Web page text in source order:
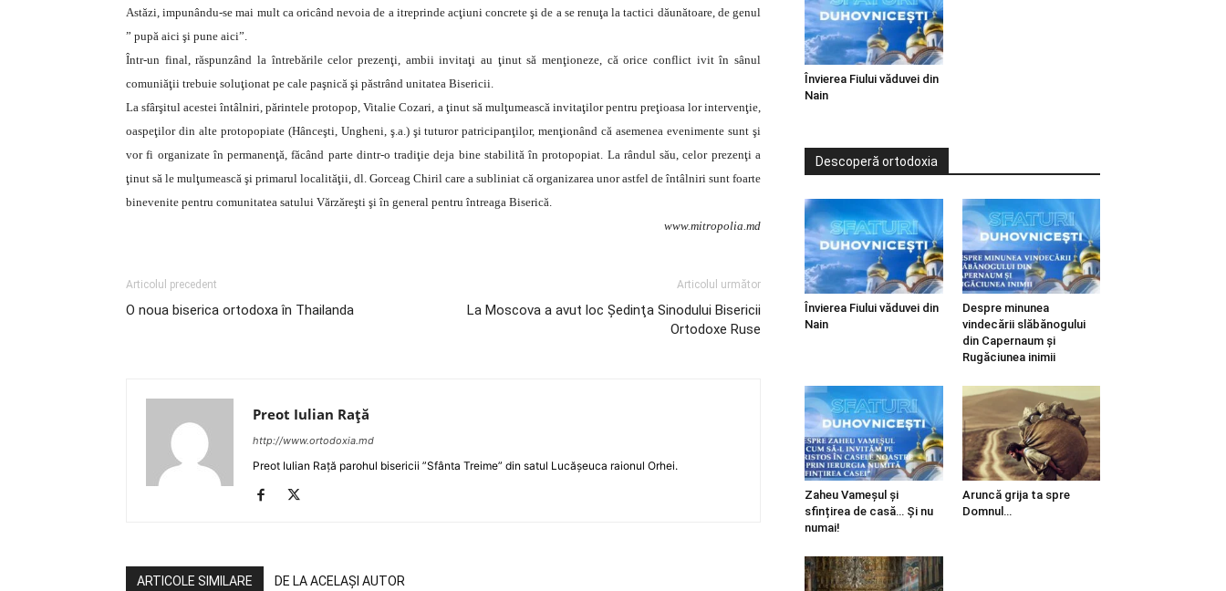
Astăzi, impunându-se mai mult ca oricând nevoia de a itreprinde acţiuni concrete şi de a se renuţa la tactici dăunătoare, de genul
” pupă aici şi pune aici”.
Într-un final, răspunzând la întrebările celor prezenţi, ambii invitaţi au ţinut să menţioneze, că orice conflict ivit în sânul
comuniăţii trebuie soluţionat pe cale paşnică şi păstrând unitatea Bisericii.
La sfârşitul acestei întâlniri, părintele protopop, Vitalie Cozari, a ţinut să mulţumească invitaţilor pentru preţioasa lor intervenţie,
oaspeţilor din alte protopopiate (Hânceşti, Ungheni, ş.a.) şi tuturor patricipanţilor, menţionând că asemenea evenimente sunt şi
vor fi organizate în permanenţă, făcând parte dintr-o tradiţie deja bine stabilită în protopopiat. La rândul său, celor prezenţi a
ţinut să le mulţumească şi primarul localităţii, dl. Gorceag Chiril care a subliniat că organizarea unor astfel de întâlniri sunt foarte
binevenite pentru comunitatea satului Vărzăreşti şi în general pentru întreaga Biserică.
www.mitropolia.md
Articolul precedent
O noua biserica ortodoxa în Thailanda
Articolul următor
La Moscova a avut loc Şedinţa Sinodului Bisericii
Ortodoxe Ruse
Preot Iulian Raţă
http://www.ortodoxia.md
Preot Iulian Rață parohul bisericii ”Sfânta Treime” din satul Lucășeuca raionul Orhei.
ARTICOLE SIMILARE DE LA ACELAȘI AUTOR
Învierea Fiului văduvei din
Nain
Descoperă ortodoxia
Învierea Fiului văduvei din
Nain
Despre minunea
vindecării slăbănogului
din Capernaum și
Rugăciunea inimii
Zaheu Vameșul și
sfințirea de casă… Și nu
numai!
Aruncă grija ta spre
Domnul…